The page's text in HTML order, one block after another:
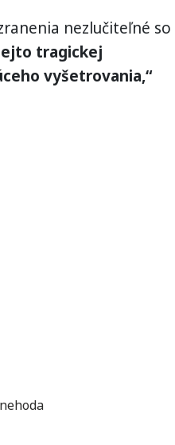
nezlučiteľné so
tragickej
vyšetrovania,“